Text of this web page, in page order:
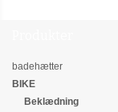
badehætter
BIKE
Beklædning